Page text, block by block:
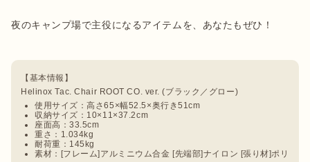
夜のキャンプ場で主役になるアイテムを、あなたもぜひ！
【基本情報】
使用サイズ：高さ65×幅52.5×奥行き51cm
収納サイズ：10×11×37.2cm
座面高：33.5cm
重さ：1.034kg
耐荷重：145kg
素材：[フレーム]アルミニウム合金 [先端部]ナイロン [張り材]ポリ